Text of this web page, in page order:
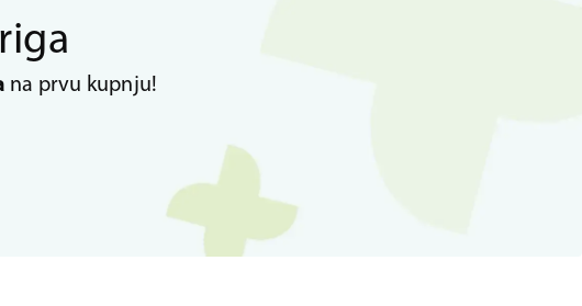
na prvu kupnju!